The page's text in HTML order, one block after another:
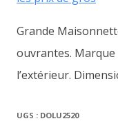
Grande
ouvrantes.
l’extérieur.
UGS : DOLU2520